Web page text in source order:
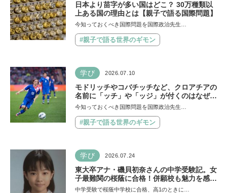
日本より苗字が多い国はどこ？ 30万種類以
上ある国の理由とは【親子で語る国際問題】
今知っておくべき国際問題を国際政治先生…
#親子で語る世界のギモン
学び 2026.07.10
モドリッチやコバチッチなど、クロアチアの
名前に「ッチ」や「ッジ」が付くのはなぜ？
【親子で語る国際問題】
今知っておくべき国際問題を国際政治先生…
#親子で語る世界のギモン
学び 2026.07.24
東大卒アナ・磯貝初奈さんの中学受験記。女
子最難関の桜蔭に合格！併願校も魅力を感じ
た渋渋に。母親の声かけは「睡眠が何より大
中学受験で桜蔭中学校に合格、高1のときに…